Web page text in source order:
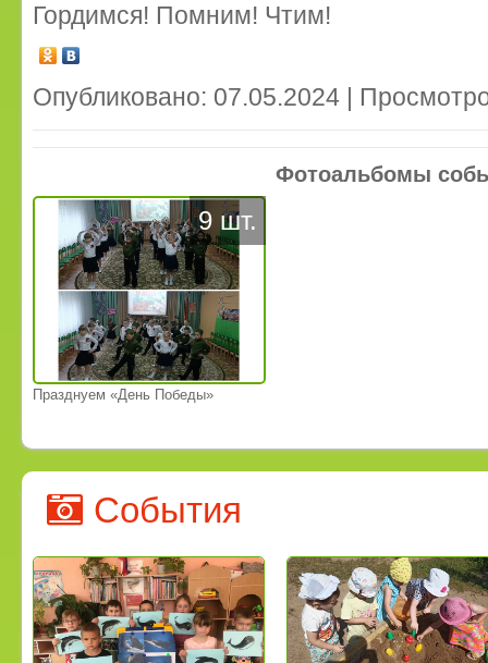
Гордимся! Помним! Чтим!
Опубликовано: 07.05.2024 |
Фотоальбомы
9 шт.
Празднуем «День Победы»
События